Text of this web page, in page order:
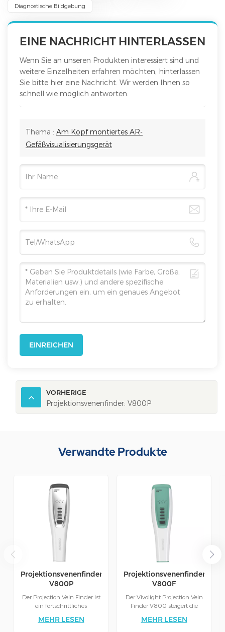
Diagnostische Bildgebung
EINE NACHRICHT HINTERLASSEN
Wenn Sie an unseren Produkten interessiert sind und
weitere Einzelheiten erfahren möchten, hinterlassen
Sie bitte hier eine Nachricht. Wir werden Ihnen so
schnell wie möglich antworten.
Thema : Am Kopf montiertes AR-
Gefäßvisualisierungsgerät
EINREICHEN
VORHERIGE
Projektionsvenenfinder: V800P
Verwandte Produkte
Projektionsvenenfinder:
V800P
Der Projection Vein Finder ist
ein fortschrittliches
medizinisches Fachpersonal
MEHR LESEN
Projektionsvenenfinder:
V800F
Der Vivolight Projection Vein
Finder V800 steigert die
eine klare Echtzeitkarte der
MEHR LESEN